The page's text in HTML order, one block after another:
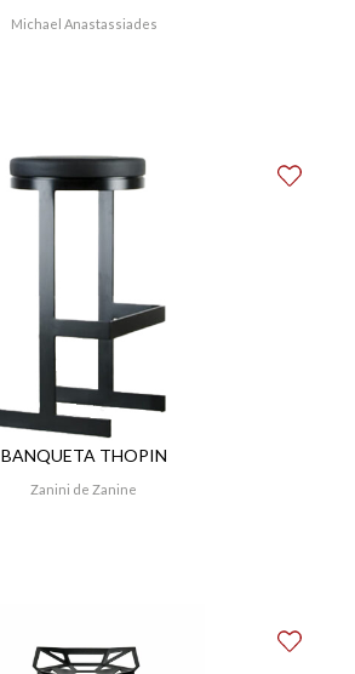
Michael Anastassiades
BANQUETA THOPIN
Zanini de Zanine